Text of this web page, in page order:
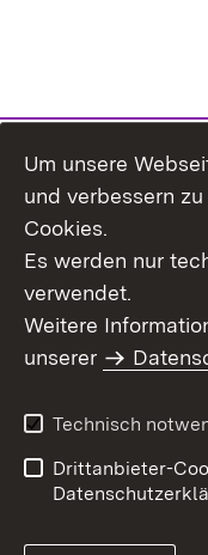
Barrierefreiheit
Um unsere
und verbessern
Cookies.
Es werden nur
verwendet.
Weitere
unserer
Technisch
Drittanbieter-